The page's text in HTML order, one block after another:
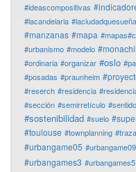
#ideascompositivas
#lacandelaria
#manzanas #mapa
#urbanismo #modelo #monachil
#ordinaria #organizar #oslo
#posadas #praunheim
#reserch #residencia
#sección #semirretículo
#sostenibilidad #suelo
#toulouse #townplanning
#urbangame05 #urbangame09
#urbangames3 #urbangames5